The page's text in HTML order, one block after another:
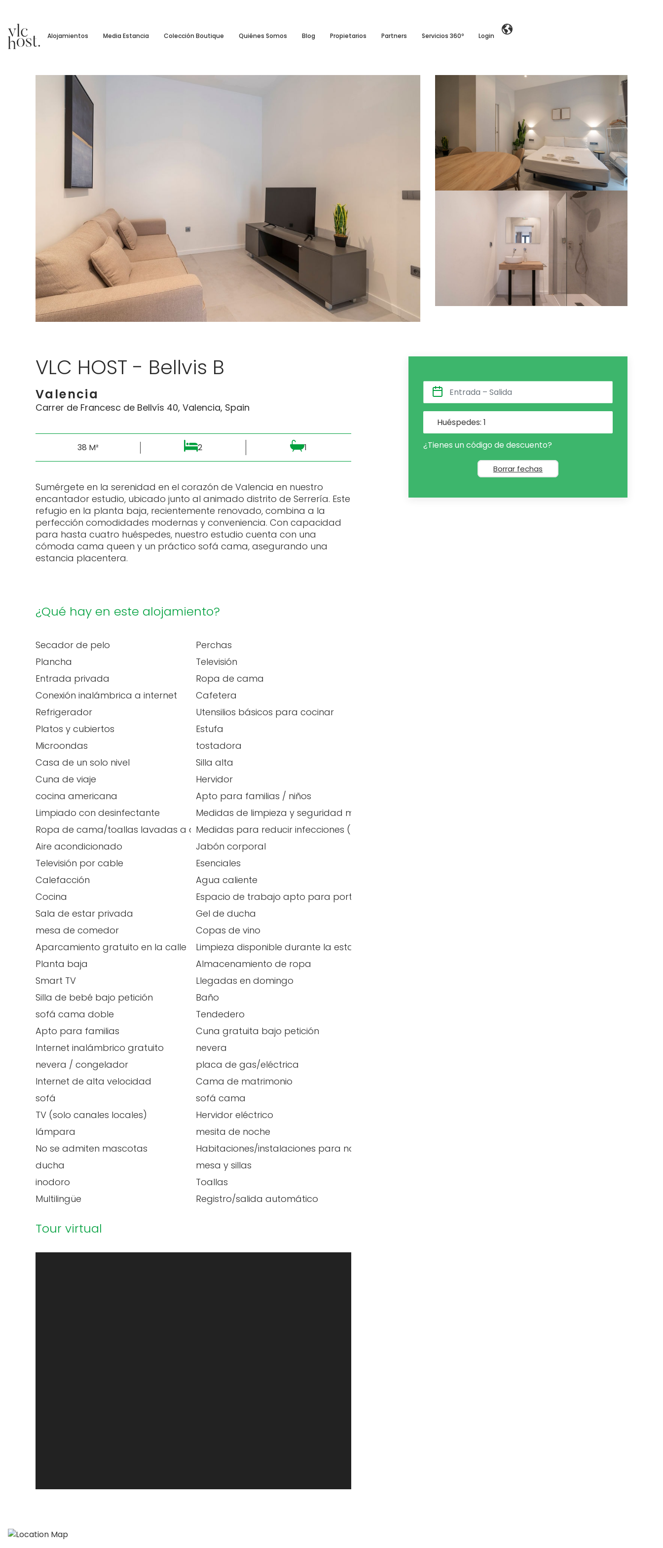
Alojamientos Media Estancia Colección Boutique Quiénes Somos Blog Propietarios Partners Servicios 360º Login
VLC HOST - Bellvis B
Valencia
Carrer de Francesc de Bellvís 40, Valencia, Spain
38 M² 2 1
Sumérgete en la serenidad en el corazón de Valencia en nuestro
encantador estudio, ubicado junto al animado distrito de Serrería. Este
refugio en la planta baja, recientemente renovado, combina a la
perfección comodidades modernas y conveniencia. Con capacidad
para hasta cuatro huéspedes, nuestro estudio cuenta con una
cómoda cama queen y un práctico sofá cama, asegurando una
estancia placentera.
¿Qué hay en este alojamiento?
Secador de pelo
Perchas
Plancha
Televisión
Entrada privada
Ropa de cama
Conexión inalámbrica a internet
Cafetera
Refrigerador
Utensilios básicos para cocinar
Platos y cubiertos
Estufa
Microondas
tostadora
Casa de un solo nivel
Silla alta
Cuna de viaje
Hervidor
cocina americana
Apto para familias / niños
Limpiado con desinfectante
Medidas de limpieza y seguridad mejoradas
Ropa de cama/toallas lavadas a alta temperaturaMedidas para reducir infecciones (España)
Aire acondicionado
Jabón corporal
Televisión por cable
Esenciales
Calefacción
Agua caliente
Cocina
Espacio de trabajo apto para portátiles
Sala de estar privada
Gel de ducha
mesa de comedor
Copas de vino
Aparcamiento gratuito en la calle
Limpieza disponible durante la estancia
Planta baja
Almacenamiento de ropa
Smart TV
Llegadas en domingo
Silla de bebé bajo petición
Baño
sofá cama doble
Tendedero
Apto para familias
Cuna gratuita bajo petición
Internet inalámbrico gratuito
nevera
nevera / congelador
placa de gas/eléctrica
Internet de alta velocidad
Cama de matrimonio
sofá
sofá cama
TV (solo canales locales)
Hervidor eléctrico
lámpara
mesita de noche
No se admiten mascotas
Habitaciones/instalaciones para no fumadores
ducha
mesa y sillas
inodoro
Toallas
Multilingüe
Registro/salida automático
Tour virtual
Huéspedes: 1
¿Tienes un código de descuento?
Borrar fechas